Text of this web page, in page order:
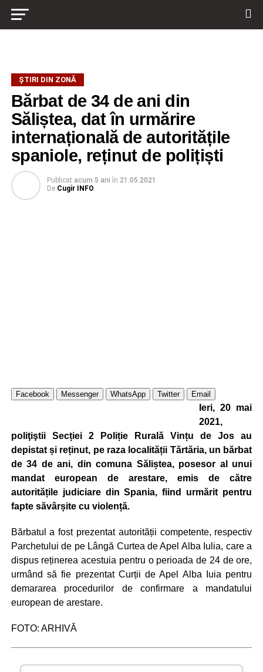
ŞTIRI DIN ZONĂ
Bărbat de 34 de ani din
Săliștea, dat în urmărire
internațională de autoritățile
spaniole, reținut de polițiști
Publicat acum 5 ani în 21.05.2021
De Cugir INFO
Facebook Messenger WhatsApp Twitter Email
Ieri, 20 mai
2021,
poliţiştii Secției 2 Poliție Rurală Vințu de Jos au
depistat și reținut, pe raza localității Tărtăria, un bărbat
de 34 de ani, din comuna Săliștea, posesor al unui
mandat european de arestare, emis de către
autoritățile judiciare din Spania, fiind urmărit pentru
fapte săvârșite cu violență.
Bărbatul a fost prezentat autorității competente, respectiv
Parchetului de pe Lângă Curtea de Apel Alba Iulia, care a
dispus reținerea acestuia pentru o perioada de 24 de ore,
urmând să fie prezentat Curții de Apel Alba Iuia pentru
demararea procedurilor de confirmare a mandatului
european de arestare.
FOTO: ARHIVĂ